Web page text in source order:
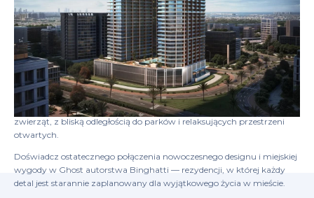
Wzmocnione nowoczesnym nadzorem i całodobowym
bezpieczeństwem, mieszkańcy mogą cieszyć się absolutnym
spokojem i prywatnością.
Zazdrosna lokalizacja Ghost autorstwa Binghatti zapewnia łatwą
komunikację. Z głównymi połączeniami transportowymi, takimi jak
E11 Sheikh Zayed Road i Oud Metha Road, zaledwie chwilę stąd,
popularne miejsca, takie jak Dubai Mall, DIFC i Dubai Creek Harbour
są w zasięgu ręki. Inwestycja jest idealna dla rodzin i właścicieli
zwierząt, z bliską odległością do parków i relaksujących przestrzeni
otwartych.
Doświadcz ostatecznego połączenia nowoczesnego designu i miejskiej
wygody w Ghost autorstwa Binghatti — rezydencji, w której każdy
detal jest starannie zaplanowany dla wyjątkowego życia w mieście.